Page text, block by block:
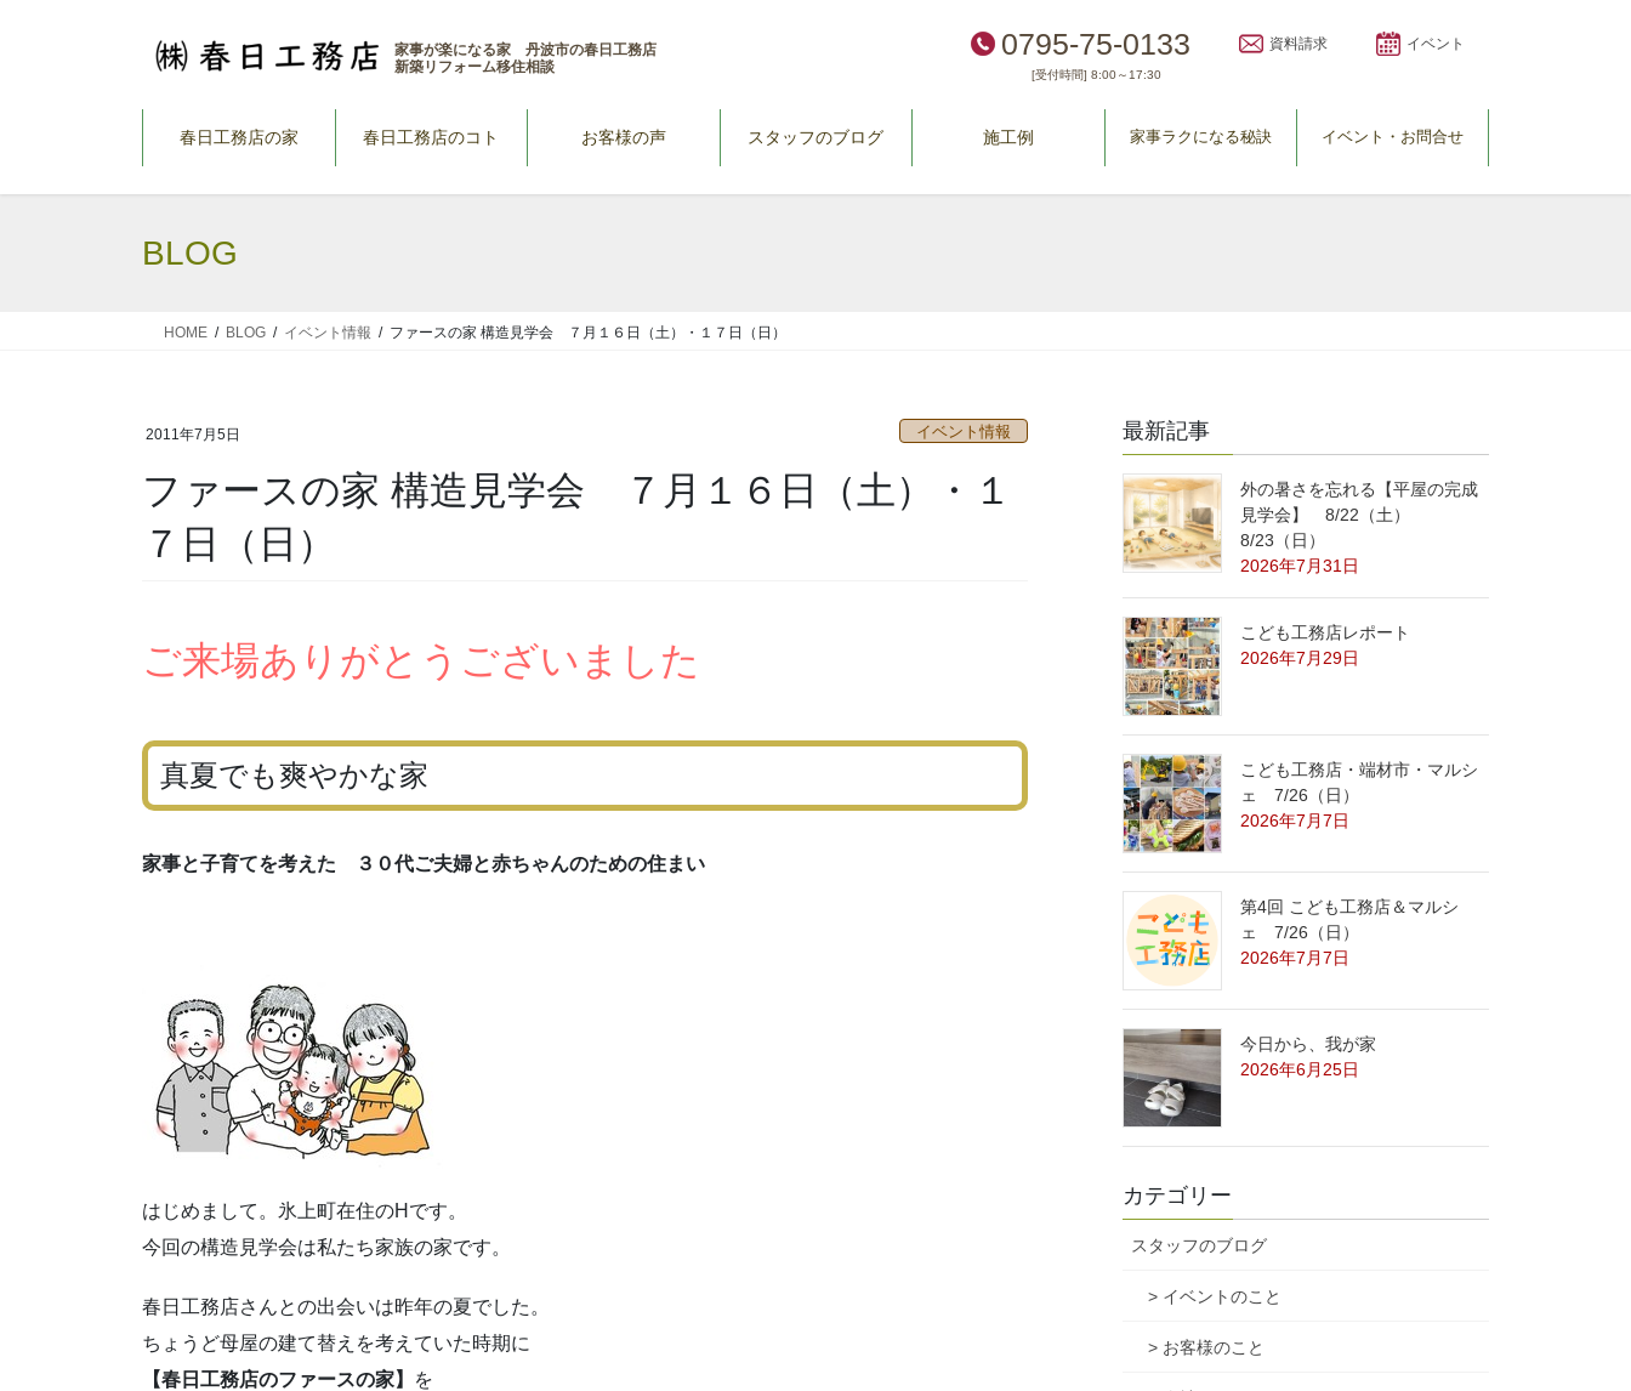
家事が楽になる家 丹波市の春日工務店
新築リフォーム移住相談
0795-75-0133
[受付時間] 8:00～17:30
資料請求 イベント
春日工務店の家 春日工務店のコト お客様の声 スタッフのブログ 施工例 家事ラクになる秘訣 イベント・お問合せ
BLOG
HOME BLOG イベント情報 ファースの家 構造見学会 ７月１６日（土）・１７日（日）
2011年7月5日 イベント情報
ファースの家 構造見学会 ７月１６日（土）・１
７日（日）
ご来場ありがとうございました
真夏でも爽やかな家
家事と子育てを考えた ３０代ご夫婦と赤ちゃんのための住まい
はじめまして。氷上町在住のHです。
今回の構造見学会は私たち家族の家です。
春日工務店さんとの出会いは昨年の夏でした。
ちょうど母屋の建て替えを考えていた時期に
【春日工務店のファースの家】
を
最新記事
外の暑さを忘れる【平屋の完成
見学会】 8/22（土）
8/23（日）
2026年7月31日
こども工務店レポート
2026年7月29日
こども工務店・端材市・マルシ
ェ 7/26（日）
2026年7月7日
第4回 こども工務店＆マルシ
ェ 7/26（日）
2026年7月7日
今日から、我が家
2026年6月25日
カテゴリー
スタッフのブログ
> イベントのこと
> お客様のこと